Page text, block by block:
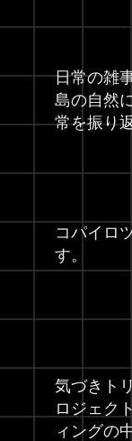
日常の雑
島の自然
常を振り
コパイロ
す。
気づきト
ロジェク
ィングの